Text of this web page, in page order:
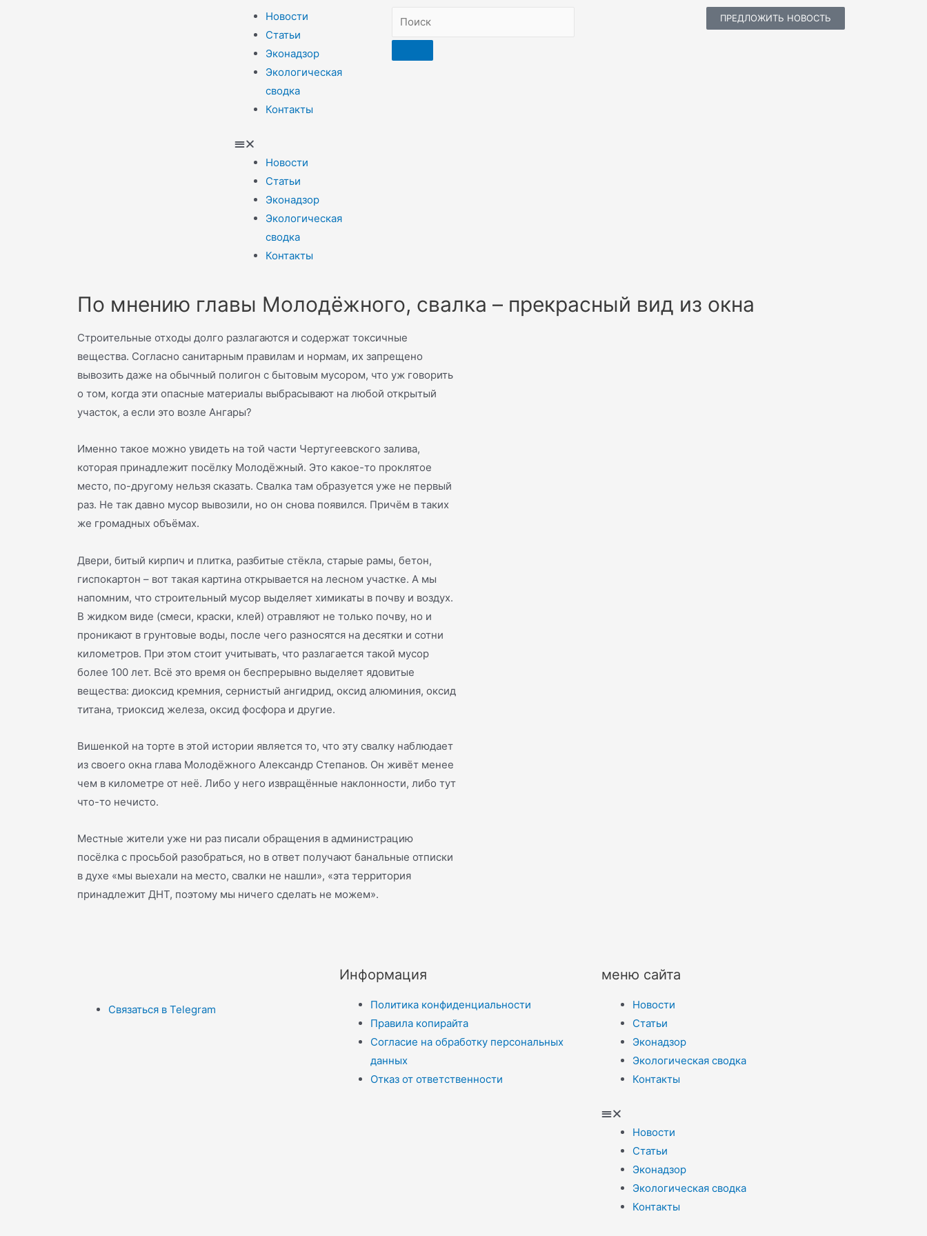
Новости
Статьи
Эконадзор
Экологическая
сводка
Контакты
Новости
Статьи
Эконадзор
Экологическая
сводка
Контакты
ПРЕДЛОЖИТЬ НОВОСТЬ
По мнению главы Молодёжного, свалка – прекрасный вид из окна
Строительные отходы долго разлагаются и содержат токсичные
вещества. Согласно санитарным правилам и нормам, их запрещено
вывозить даже на обычный полигон с бытовым мусором, что уж говорить
о том, когда эти опасные материалы выбрасывают на любой открытый
участок, а если это возле Ангары?
Именно такое можно увидеть на той части Чертугеевского залива,
которая принадлежит посёлку Молодёжный. Это какое-то проклятое
место, по-другому нельзя сказать. Свалка там образуется уже не первый
раз. Не так давно мусор вывозили, но он снова появился. Причём в таких
же громадных объёмах.
Двери, битый кирпич и плитка, разбитые стёкла, старые рамы, бетон,
гиспокартон – вот такая картина открывается на лесном участке. А мы
напомним, что строительный мусор выделяет химикаты в почву и воздух.
В жидком виде (смеси, краски, клей) отравляют не только почву, но и
проникают в грунтовые воды, после чего разносятся на десятки и сотни
километров. При этом стоит учитывать, что разлагается такой мусор
более 100 лет. Всё это время он беспрерывно выделяет ядовитые
вещества: диоксид кремния, сернистый ангидрид, оксид алюминия, оксид
титана, триоксид железа, оксид фосфора и другие.
Вишенкой на торте в этой истории является то, что эту свалку наблюдает
из своего окна глава Молодёжного Александр Степанов. Он живёт менее
чем в километре от неё. Либо у него извращённые наклонности, либо тут
что-то нечисто.
Местные жители уже ни раз писали обращения в администрацию
посёлка с просьбой разобраться, но в ответ получают банальные отписки
в духе «мы выехали на место, свалки не нашли», «эта территория
принадлежит ДНТ, поэтому мы ничего сделать не можем».
Связаться в Telegram
Информация
Политика конфиденциальности
Правила копирайта
Согласие на обработку персональных
данных
Отказ от ответственности
меню сайта
Новости
Статьи
Эконадзор
Экологическая сводка
Контакты
Новости
Статьи
Эконадзор
Экологическая сводка
Контакты